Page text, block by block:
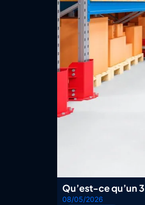
Qu’est-ce qu’un
08/05/2026